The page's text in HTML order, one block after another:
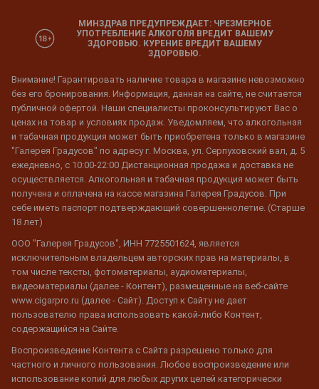
МИНЗДРАВ ПРЕДУПРЕЖДАЕТ: ЧРЕЗМЕРНОЕ
УПОТРЕБЛЕНИЕ АЛКОГОЛЯ ВРЕДИТ ВАШЕМУ
ЗДОРОВЬЮ. КУРЕНИЕ ВРЕДИТ ВАШЕМУ
ЗДОРОВЬЮ.
Внимание! Гарантировать наличие товара в магазине невозможно
без его бронирования. Информация, данная на сайте, не считается
публичной офертой. Наши специалисты проконсультируют Вас о
ценах на товар и условиях продаж. Уведомляем, что алкогольная
и табачная продукция может быть приобретена только в магазине
"Галерея Градусов" по адресу г. Москва, ул. Серпуховский вал, д. 5
ежедневно, с 10:00-22:00 Дистанционная продажа и доставка не
осуществляется. Алкогольная и табачная продукция может быть
получена и оплачена на кассе магазина Галерея Градусов. При
себе иметь паспорт подтверждающий совершеннолетие. (Старше
18 лет)
ООО "Галерея Градусов", ИНН 7725501624, является
исключительным владельцем авторских прав на материалы, в
том числе тексты, фотоматериалы, аудиоматериалы,
видеоматериалы (далее - Контент), размещенные на веб-сайте
www.cigarpro.ru (далее - Сайт). Доступ к Сайту не дает
пользователю права использовать какой-либо Контент,
содержащийся на Сайте.
Воспроизведение Контента с Сайта разрешено только для
частного и личного пользования. Любое воспроизведение или
использование копий для любых других целей категорически